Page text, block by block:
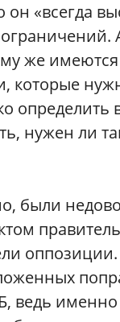
он «всегда
ограничений.
же
которые
определить
нужен ли
были
ведь именно